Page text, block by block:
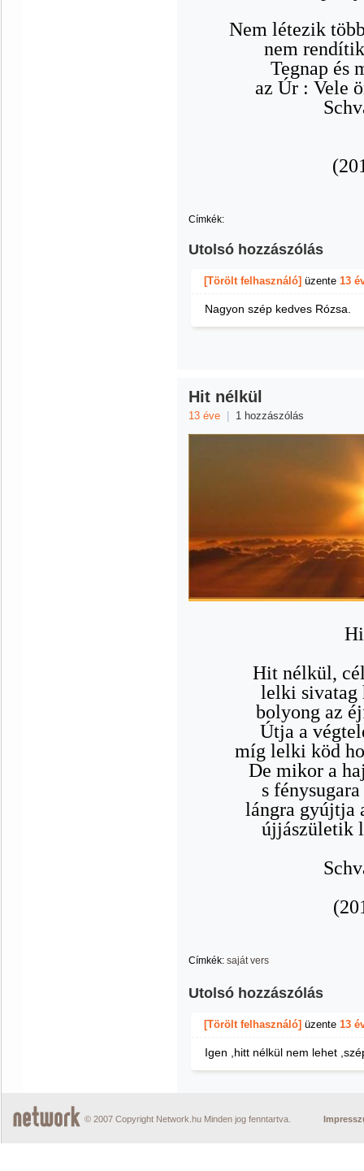
Nem létezik
nem
Tegnap és
az Úr : Vele
Címkék:
Utolsó hozzászólás
[Törölt felhasználó] üzente 13
Nagyon szép kedves Rózsa.
Hit nélkül
13 éve 1 hozzászólás
Hit nélkül,
lelki sivatag
bolyong az
Útja a
míg lelki köd
De mikor a
s
lángra gyújtja
újjászületik
Címkék: saját vers
Utolsó hozzászólás
[Törölt felhasználó] üzente 13
Igen ,hitt nélkül nem lehet
© 2007 Copyright Network.hu Minden jog fenntartva.